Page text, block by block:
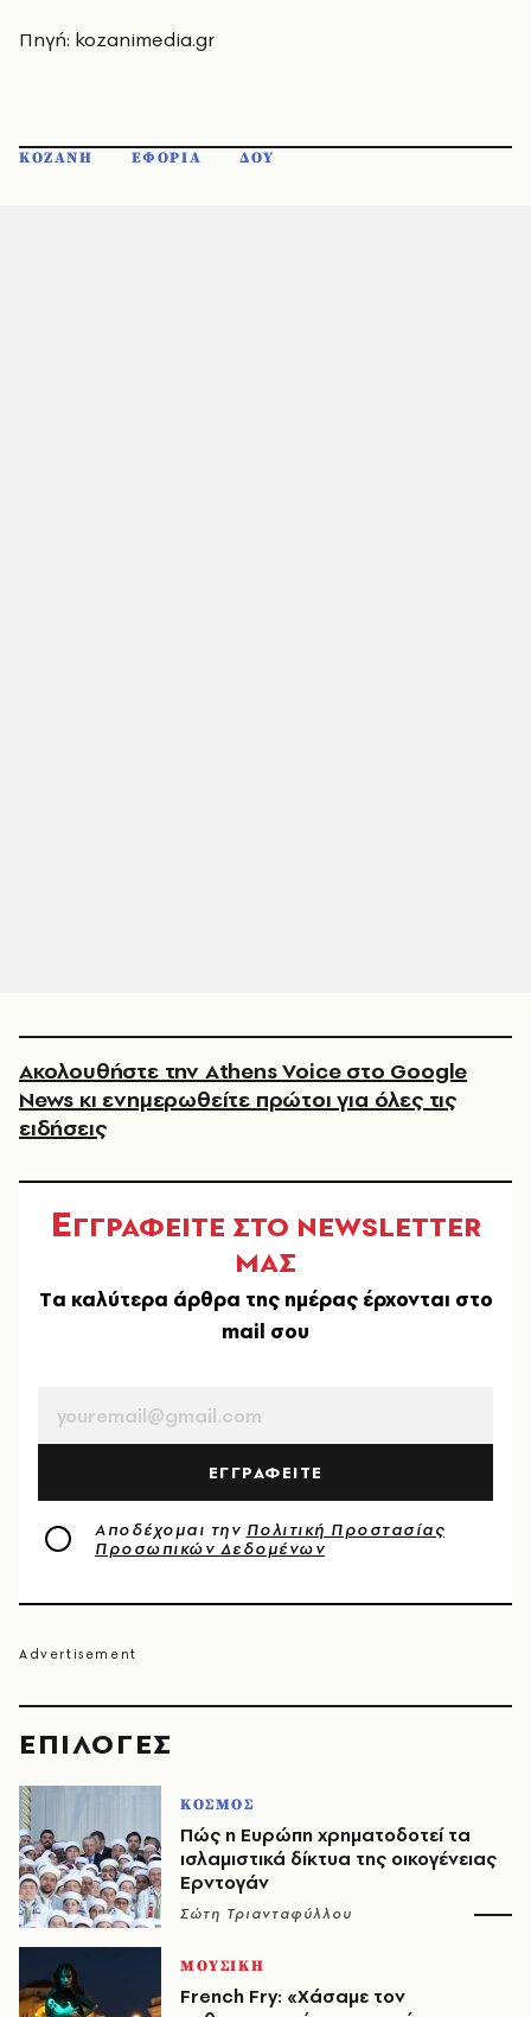
EΠΙΛΟΓΈΣ
ΚΟΣΜΟΣ
Πώς η Ευρώπη χρηματοδοτεί τα
ισλαμιστικά δίκτυα της οικογένειας
Ερντογάν
Σώτη Τριανταφύλλου
ΜΟΥΣΙΚΗ
French Fry: «Χάσαμε τον
Πηγή: kozanimedia.gr
ΚΟΖΑΝΗ ΕΦΟΡΙΑ ΔΟΥ
Ακολουθήστε την Athens Voice στο Google
News κι ενημερωθείτε πρώτοι για όλες τις
ειδήσεις
ΕΓΓΡΑΦΕΙΤΕ ΣΤΟ NEWSLETTER
ΜΑΣ
Tα καλύτερα άρθρα της ημέρας έρχονται στο
mail σου
ΕΓΓΡΑΦΕΙΤΕ
Αποδέχομαι την Πολιτική Προστασίας
Προσωπικών Δεδομένων